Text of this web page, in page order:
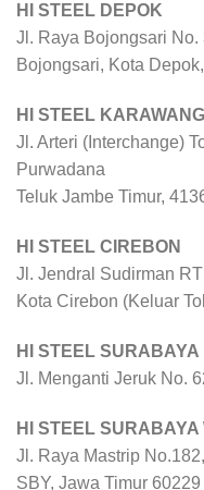
HI STEEL DEPOK
Jl. Raya Bojongsari
Bojongsari, Kota
HI STEEL KARAWANG
Jl. Arteri (Interchange)
Purwadana
Teluk Jambe Timur,
HI STEEL CIREBON
Jl. Jendral Sudirman
Kota Cirebon (Keluar
HI STEEL SURABAYA
Jl. Menganti Jeruk No.
HI STEEL SURABAYA
Jl. Raya Mastrip
SBY, Jawa Timur 60229